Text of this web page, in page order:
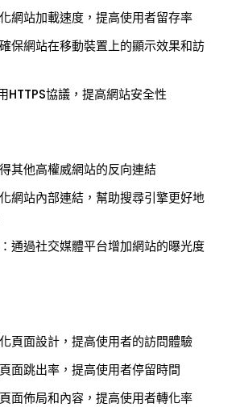
化網站加載速度，提高使用者留存率
確保網站在移動裝置上的顯示效果和訪
HTTPS協議，提高網站安全性
得其他高權威網站的反向連結
化網站內部連結，幫助搜尋引擎更好地
：通過社交媒體平台增加網站的曝光度
化頁面設計，提高使用者的訪問體驗
面跳出率，提高使用者停留時間
面佈局和內容，提高使用者轉化率